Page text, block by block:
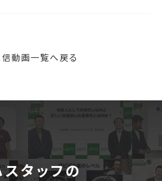
動画一覧へ戻る
スタッフの